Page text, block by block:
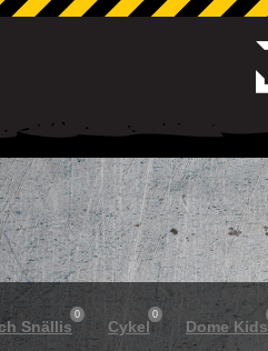
Snällis
0
Cykel
0
Dome Kids